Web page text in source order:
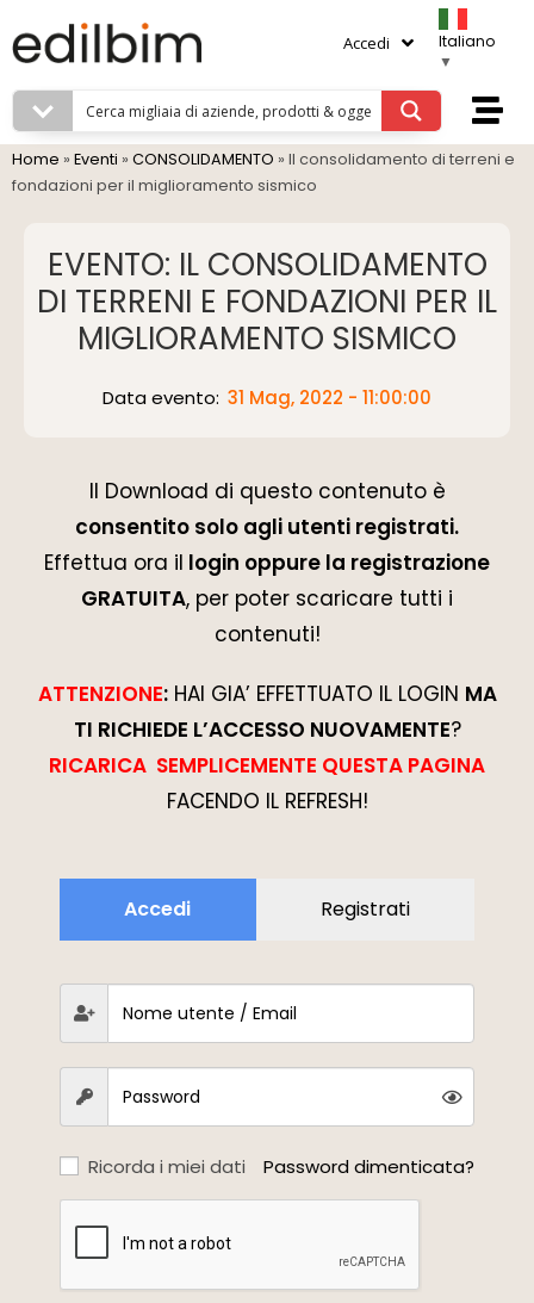
Accedi
Italiano
▼
Home » Eventi » CONSOLIDAMENTO » Il consolidamento di terreni e
fondazioni per il miglioramento sismico
EVENTO: IL CONSOLIDAMENTO
DI TERRENI E FONDAZIONI PER IL
MIGLIORAMENTO SISMICO
Data evento: 31 Mag, 2022 - 11:00:00
Il Download di questo contenuto è
consentito solo agli utenti registrati.
Effettua ora il login oppure la registrazione
GRATUITA, per poter scaricare tutti i
contenuti!
ATTENZIONE:HAI GIA’ EFFETTUATO IL LOGIN MA
TI RICHIEDE L’ACCESSO NUOVAMENTE?
RICARICA SEMPLICEMENTE QUESTA PAGINA
FACENDO IL REFRESH!
Accedi Registrati
Ricorda i miei dati Password dimenticata?